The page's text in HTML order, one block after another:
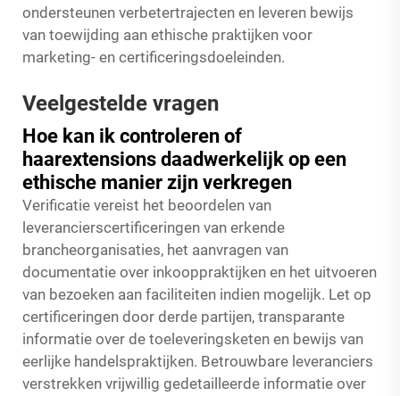
ondersteunen verbetertrajecten en leveren bewijs
van toewijding aan ethische praktijken voor
marketing- en certificeringsdoeleinden.
Veelgestelde vragen
Hoe kan ik controleren of
haarextensions daadwerkelijk op een
ethische manier zijn verkregen
Verificatie vereist het beoordelen van
leverancierscertificeringen van erkende
brancheorganisaties, het aanvragen van
documentatie over inkooppraktijken en het uitvoeren
van bezoeken aan faciliteiten indien mogelijk. Let op
certificeringen door derde partijen, transparante
informatie over de toeleveringsketen en bewijs van
eerlijke handelspraktijken. Betrouwbare leveranciers
verstrekken vrijwillig gedetailleerde informatie over